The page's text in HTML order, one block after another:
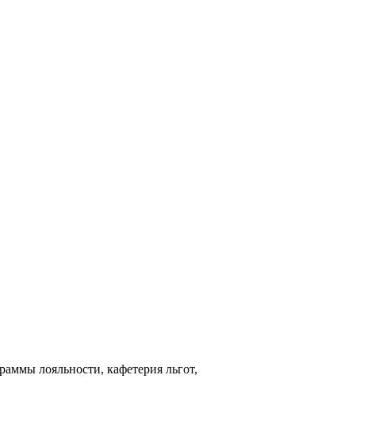
лояльности, кафетерия льгот,